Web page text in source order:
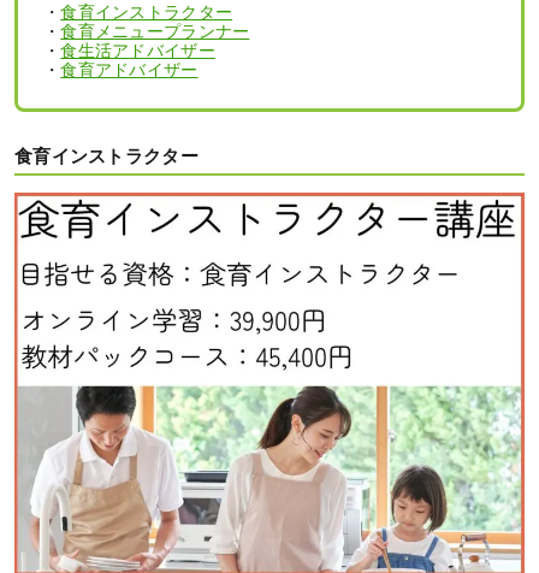
・食育インストラクター
・食育メニュープランナー
・食生活アドバイザー
・食育アドバイザー
食育インストラクター